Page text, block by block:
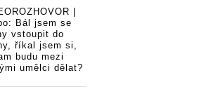
|
Bál jsem se
vstoupit do
říkal jsem si,
budu mezi
umělci dělat?